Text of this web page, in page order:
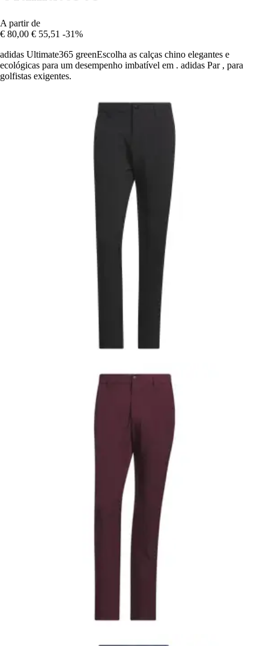
A partir de
€ 80,00 € 55,51 -31%
adidas Ultimate365 greenEscolha as calças chino elegantes e
ecológicas para um desempenho imbatível em . adidas Par , para
golfistas exigentes.